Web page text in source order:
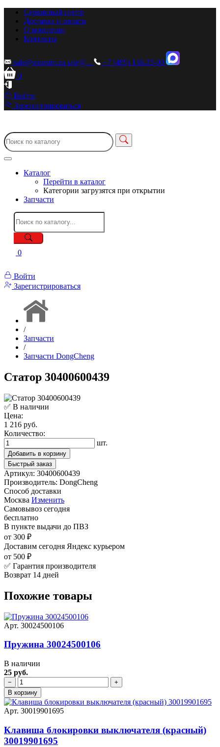
Сервисный центр
Доставка и оплата
О компании
Контакты
sale@zionstm.ru sale@...
+7 (495) 136-23-00
0
Войти
Зарегистрироваться
Каталог
Перейти в каталог
Категории загрузятся при открытии
Запчасти
0
Войти
Зарегистрироваться
/
Запчасти
/
Запчасти DongCheng
Статор 30400600439
✅ В наличии
Цена:
1 216 руб.
Количество:
шт.
Добавить в корзину
Быстрый заказ
Артикул: 30400600439
Производитель: DongCheng
Способ доставки
Москва Изменить
Самовывоз сегодня
бесплатно
В пункте выдачи до ПВЗ
от 300 ₽
Доставим сегодня Яндекс курьером
от 500 ₽
✅ Гарантия производителя
Возврат 14 дней
Похожие товары
Арт. 30024500106
Пружина 30024500106
В наличии
25 руб.
−
+
В корзину
Арт. 30019901695
Клавиша блокировки выключателя (красный)
30019901695